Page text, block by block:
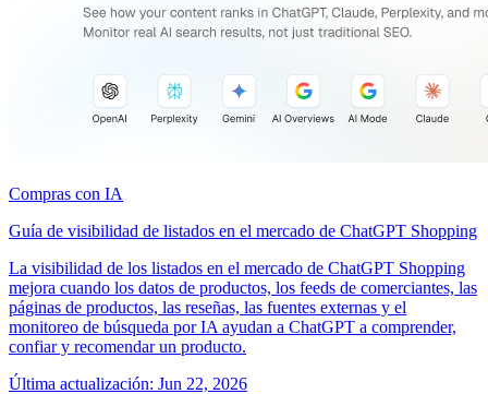
Compras con IA
Guía de visibilidad de listados en el mercado de ChatGPT Shopping
La visibilidad de los listados en el mercado de ChatGPT Shopping
mejora cuando los datos de productos, los feeds de comerciantes, las
páginas de productos, las reseñas, las fuentes externas y el
monitoreo de búsqueda por IA ayudan a ChatGPT a comprender,
confiar y recomendar un producto.
Última actualización: Jun 22, 2026